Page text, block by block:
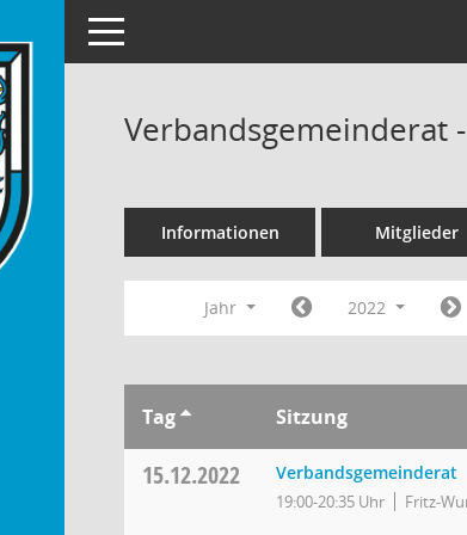
Toggle navigation
Verbandsgemeinderat
Informationen Mitglieder
Jahr 2022
Tag Sitzung
15.12.2022 Verbandsgemeinderat
19:00-20:35 Uhr Fritz-